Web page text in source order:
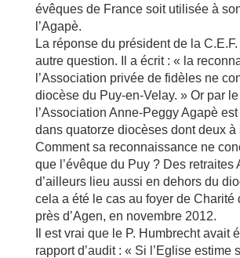
évêques de France soit utilisée à
l’Agapè.
La réponse du président de la
autre question. Il a écrit : « la
l’Association privée de fidèles ne
diocèse du Puy-en-Velay. » Or par
l’Association Anne-Peggy Agapè
dans quatorze diocèses dont deux à
Comment sa reconnaissance ne
que l’évêque du Puy ? Des retraites
d’ailleurs lieu aussi en dehors du
cela a été le cas au foyer de Charité
près d’Agen, en novembre 2012.
Il est vrai que le P. Humbrecht avait
rapport d’audit : « Si l’Eglise estime